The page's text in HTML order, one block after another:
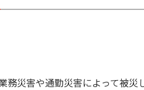
務災害や通勤災害によって被